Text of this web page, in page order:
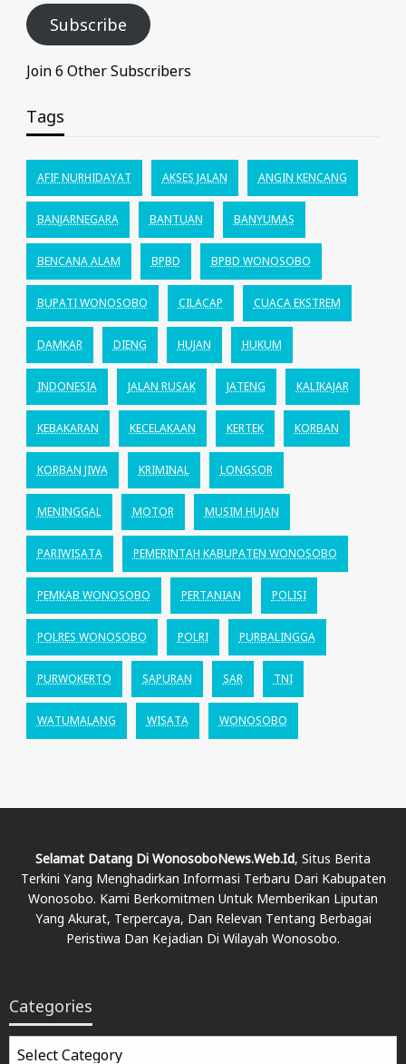
Subscribe
Join 6 Other Subscribers
Tags
AFIF NURHIDAYAT AKSES JALAN ANGIN KENCANG
BANJARNEGARA BANTUAN BANYUMAS
BENCANA ALAM BPBD BPBD WONOSOBO
BUPATI WONOSOBO CILACAP CUACA EKSTREM
DAMKAR DIENG HUJAN HUKUM
INDONESIA JALAN RUSAK JATENG KALIKAJAR
KEBAKARAN KECELAKAAN KERTEK KORBAN
KORBAN JIWA KRIMINAL LONGSOR
MENINGGAL MOTOR MUSIM HUJAN
PARIWISATA PEMERINTAH KABUPATEN WONOSOBO
PEMKAB WONOSOBO PERTANIAN POLISI
POLRES WONOSOBO POLRI PURBALINGGA
PURWOKERTO SAPURAN SAR TNI
WATUMALANG WISATA WONOSOBO
Selamat Datang Di WonosoboNews.web.id, Situs Berita
Terkini Yang Menghadirkan Informasi Terbaru Dari Kabupaten
Wonosobo. Kami Berkomitmen Untuk Memberikan Liputan
Yang Akurat, Terpercaya, Dan Relevan Tentang Berbagai
Peristiwa Dan Kejadian Di Wilayah Wonosobo.
Categories
Categories